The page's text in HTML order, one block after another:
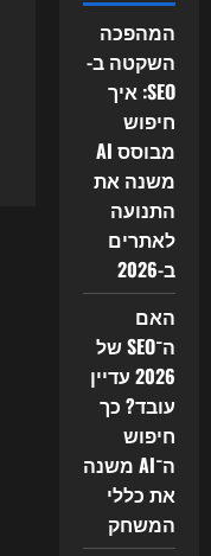
המהפכה
השקטה ב-
SEO: איך
חיפוש
מבוסס AI
משנה את
התנועה
לאתרים
ב-2026
האם
ה־SEO של
2026 עדיין
עובד? כך
חיפוש
ה־AI משנה
את כללי
המשחק